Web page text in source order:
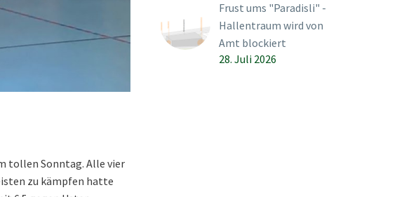
tollen Sonntag. Alle vier
zu kämpfen hatte
Frust ums "Paradisli" -
Hallentraum wird von
Amt blockiert
28. Juli 2026